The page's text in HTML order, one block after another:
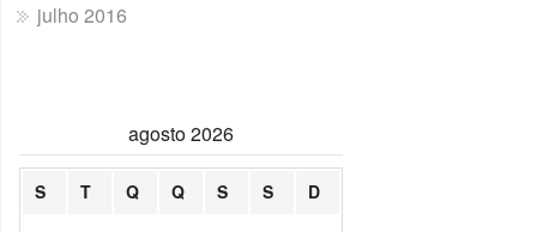
julho 2016
agosto 2026
S T Q Q S S
D